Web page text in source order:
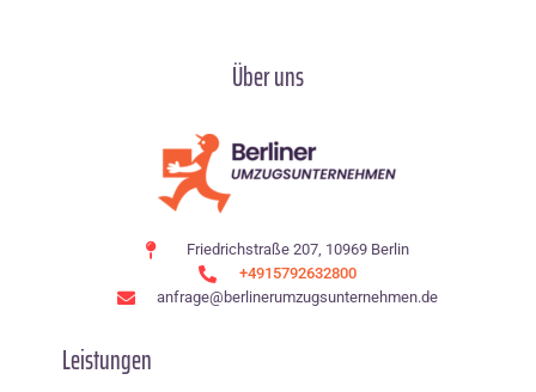
Über uns
Friedrichstraße 207, 10969 Berlin
+4915792632800
anfrage@berlinerumzugsunternehmen.de
Leistungen